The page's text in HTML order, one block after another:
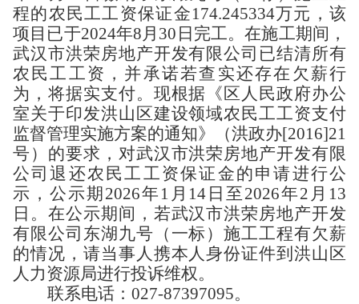
程的农民工工资保证金174.245334万元，该
项目已于2024年8月 30 日完工。在施工期间，
武汉市洪荣房地产开发有限公司已结清所有
农民工工资，并承诺若查实还存在欠薪行
为，将据实支付。现根据《区人民政府办公
室关于印发洪山区建设领域农民工工资支付
监督管理实施方案的通知》（洪政办[2016]21
号）的要求，对武汉市洪荣房地产开发有限
公司退还农民工工资保证金的申请进行公
示，公示期 2026年 1 月 14 日至2026年2 月 13
日。在公示期间，若武汉市洪荣房地产开发
有限公司东湖九号（一标）施工工程有欠薪
的情况，请当事人携本人身份证件到洪山区
人力资源局进行投诉维权。
联系电话： 027-87397095。